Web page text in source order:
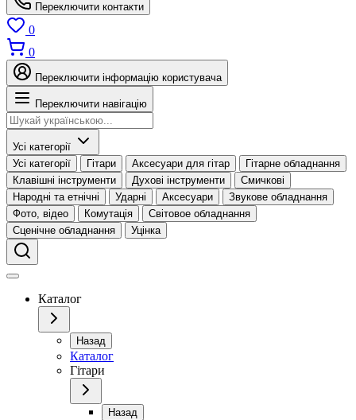
Переключити контакти
0
0
Переключити інформацію користувача
Переключити навігацію
Усі категорії
Усі категорії
Гітари Аксесуари для гітар
Гітарне обладнання
Клавішні інструменти
Духові інструменти
Смичкові
Народні та етнічні
Ударні Аксесуари
Звукове обладнання
Фото, відео
Комутація
Світовое обладнання
Сценічне обладнання
Уцінка
Каталог
Назад
Каталог
Гітари
Назад